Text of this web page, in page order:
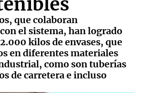
que colaboran
el sistema, han logrado
kilos de envases, que
en diferentes materiales
como son tuberías
de carretera e incluso